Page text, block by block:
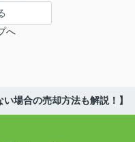
へ
場合の売却方法も解説！】